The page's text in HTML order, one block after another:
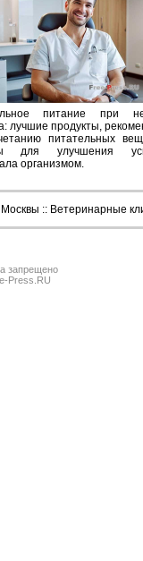
питание при
лучшие продукты,
питательных
для улучшения
организмом.
:: Ветеринарные
запрещено
Press.RU